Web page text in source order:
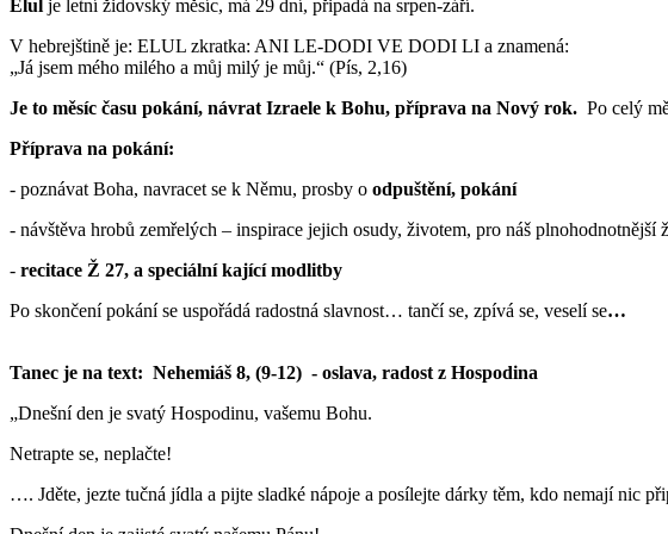
Elul je letní židovský měsíc, má 29 dní, připadá na srpen-září.
V hebrejštině je: ELUL zkratka: ANI LE-DODI VE DODI LI a znamená:
„Já jsem mého milého a můj milý je můj.“ (Pís, 2,16)
Je to měsíc času pokání, návrat Izraele k Bohu, příprava na Nový rok. Po celý
Příprava na pokání:
- poznávat Boha, navracet se k Němu, prosby o odpuštění, pokání
- návštěva hrobů zemřelých – inspirace jejich osudy, životem, pro náš plnohodnotnější
- recitace Ž 27, a speciální kající modlitby
Po skončení pokání se uspořádá radostná slavnost… tančí se, zpívá se, veselí se…
Tanec je na text: Nehemiáš 8, (9-12) - oslava, radost z Hospodina
„Dnešní den je svatý Hospodinu, vašemu Bohu.
Netrapte se, neplačte!
…. Jděte, jezte tučná jídla a pijte sladké nápoje a posílejte dárky těm, kdo nemají nic